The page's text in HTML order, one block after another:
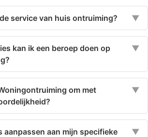
service van huis ontruiming? ▼
kan ik een beroep doen op
▼
om met
▼
aanpassen aan mijn specifieke
▼